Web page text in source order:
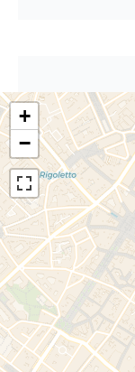
+
−